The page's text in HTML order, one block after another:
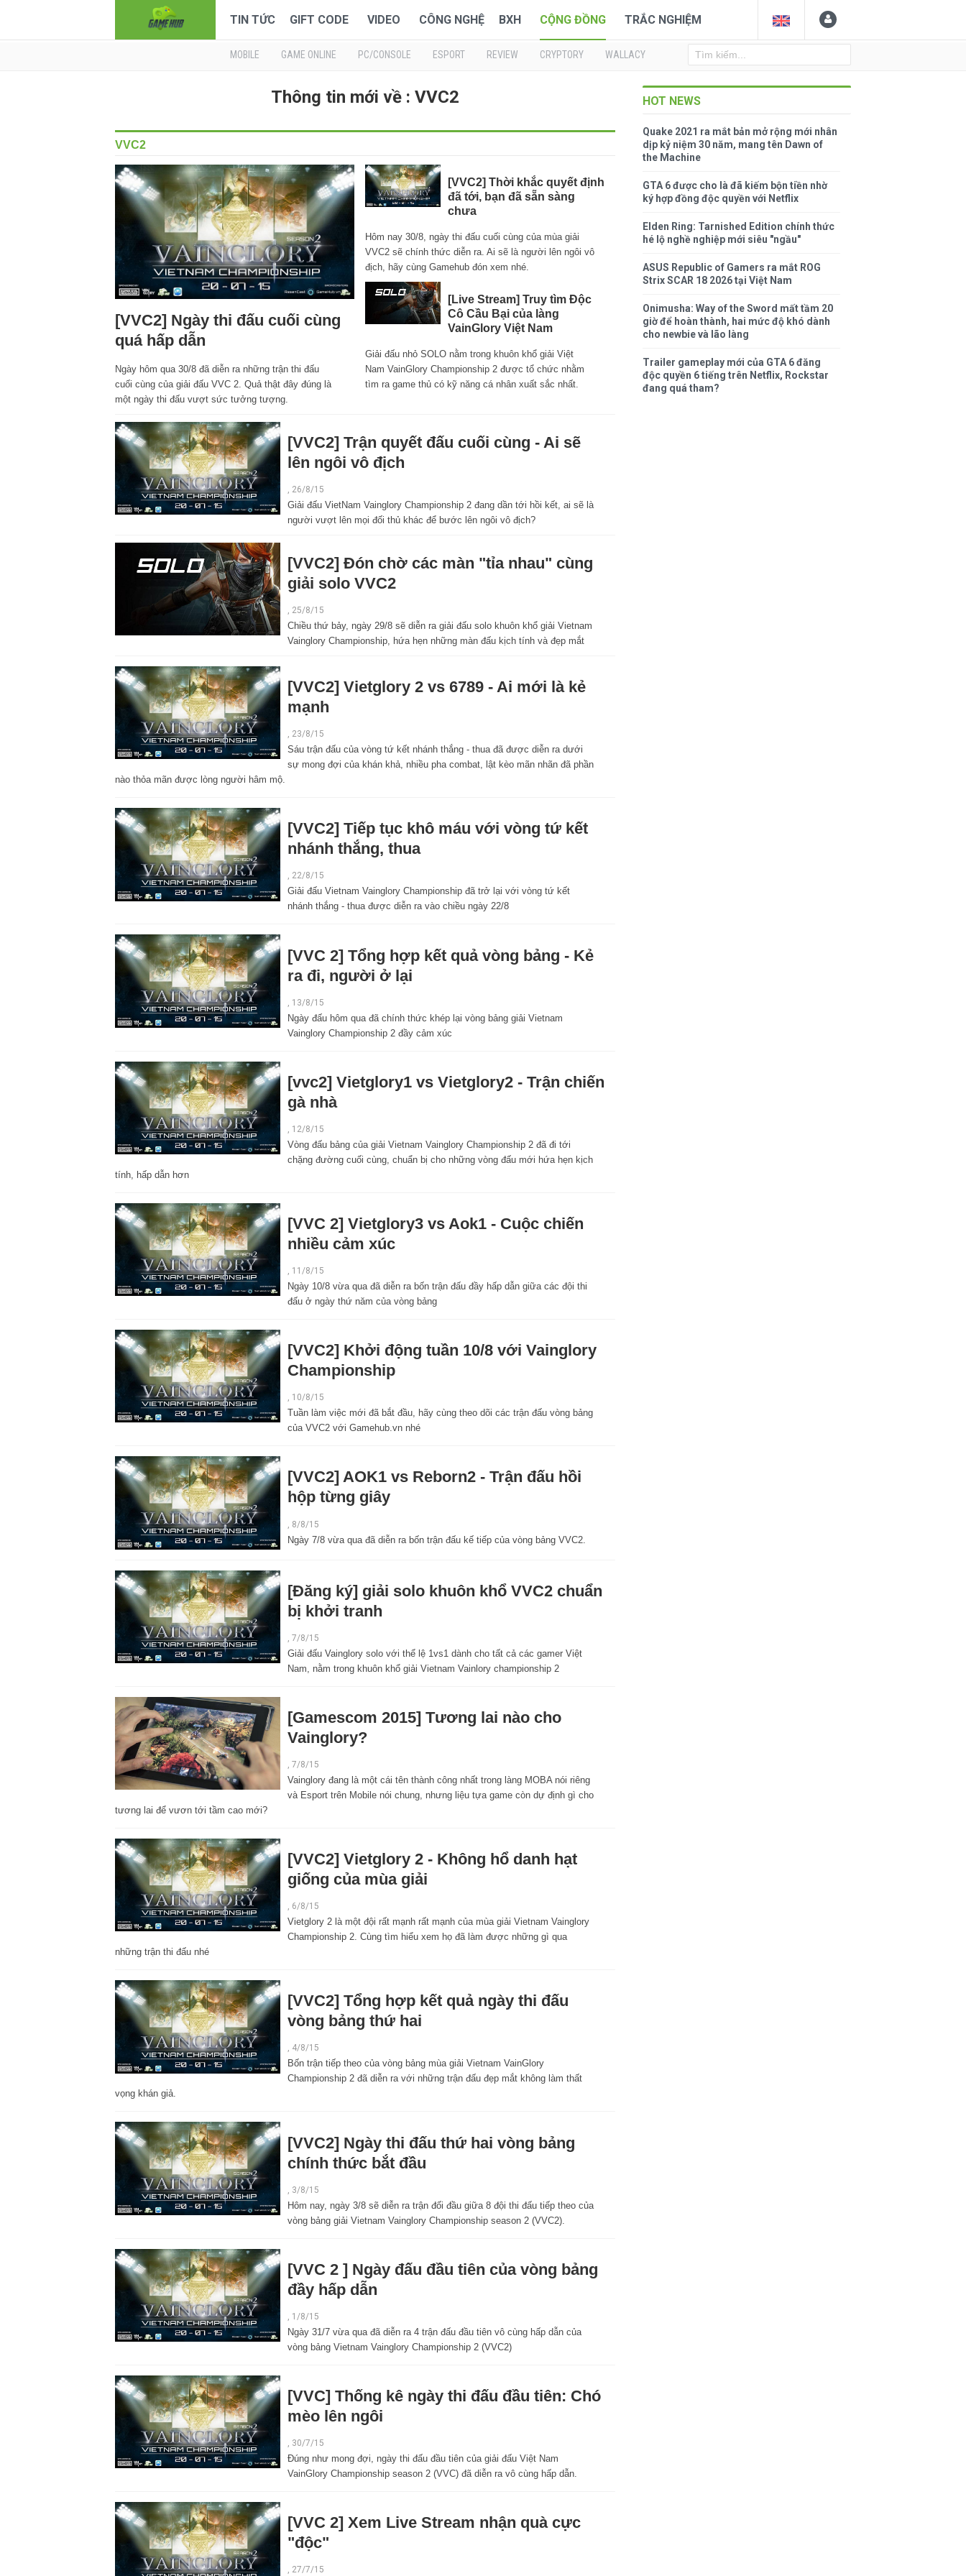
TIN TỨC GIFT CODE VIDEO CÔNG NGHỆ BXH CỘNG ĐỒNG TRẮC NGHIỆM
MOBILE GAME ONLINE PC/CONSOLE ESPORT REVIEW CRYPTORY WALLACY
Thông tin mới về : VVC2
VVC2
[VVC2] Ngày thi đấu cuối cùng
quá hấp dẫn
Ngày hôm qua 30/8 đã diễn ra những trận thi đấu
cuối cùng của giải đấu VVC 2. Quả thật đây đúng là
một ngày thi đấu vượt sức tưởng tượng.
[VVC2] Thời khắc quyết định
đã tới, bạn đã sẵn sàng
chưa
Hôm nay 30/8, ngày thi đấu cuối cùng của mùa giải
VVC2 sẽ chính thức diễn ra. Ai sẽ là người lên ngôi vô
địch, hãy cùng Gamehub đón xem nhé.
[Live Stream] Truy tìm Độc
Cô Cầu Bại của làng
VainGlory Việt Nam
Giải đấu nhỏ SOLO nằm trong khuôn khổ giải Việt
Nam VainGlory Championship 2 được tổ chức nhằm
tìm ra game thủ có kỹ năng cá nhân xuất sắc nhất.
[VVC2] Trận quyết đấu cuối cùng - Ai sẽ
lên ngôi vô địch
, 26/8/15
Giải đấu VietNam Vainglory Championship 2 đang dần tới hồi kết, ai sẽ là
người vượt lên mọi đối thủ khác để bước lên ngôi vô địch?
[VVC2] Đón chờ các màn "tỉa nhau" cùng
giải solo VVC2
, 25/8/15
Chiều thứ bảy, ngày 29/8 sẽ diễn ra giải đấu solo khuôn khổ giải Vietnam
Vainglory Championship, hứa hẹn những màn đấu kịch tính và đẹp mắt
[VVC2] Vietglory 2 vs 6789 - Ai mới là kẻ
mạnh
, 23/8/15
Sáu trận đấu của vòng tứ kết nhánh thắng - thua đã được diễn ra dưới
sự mong đợi của khán khả, nhiều pha combat, lật kèo mãn nhãn đã phần
nào thỏa mãn được lòng người hâm mộ.
[VVC2] Tiếp tục khô máu với vòng tứ kết
nhánh thắng, thua
, 22/8/15
Giải đấu Vietnam Vainglory Championship đã trở lại với vòng tứ kết
nhánh thắng - thua được diễn ra vào chiều ngày 22/8
[VVC 2] Tổng hợp kết quả vòng bảng - Kẻ
ra đi, người ở lại
13/8/15
Ngày đấu hôm qua đã chính thức khép lại vòng bảng giải Vietnam
Vainglory Championship 2 đầy cảm xúc
[vvc2] Vietglory1 vs Vietglory2 - Trận chiến
gà nhà
, 12/8/15
Vòng đấu bảng của giải Vietnam Vainglory Championship 2 đã đi tới
chặng đường cuối cùng, chuẩn bị cho những vòng đấu mới hứa hẹn kịch
tính, hấp dẫn hơn
[VVC 2] Vietglory3 vs Aok1 - Cuộc chiến
nhiều cảm xúc
, 11/8/15
Ngày 10/8 vừa qua đã diễn ra bốn trận đấu đầy hấp dẫn giữa các đội thi
đấu ở ngày thứ năm của vòng bảng
[VVC2] Khởi động tuần 10/8 với Vainglory
Championship
, 10/8/15
Tuần làm việc mới đã bắt đầu, hãy cùng theo dõi các trận đấu vòng bảng
của VVC2 với Gamehub.vn nhé
[VVC2] AOK1 vs Reborn2 - Trận đấu hồi
hộp từng giây
8/8/15
Ngày 7/8 vừa qua đã diễn ra bốn trận đấu kế tiếp của vòng bảng VVC2.
[Đăng ký] giải solo khuôn khổ VVC2 chuẩn
bị khởi tranh
, 7/8/15
Giải đấu Vainglory solo với thể lệ 1vs1 dành cho tất cả các gamer Việt
Nam, nằm trong khuôn khổ giải Vietnam Vainlory championship 2
[Gamescom 2015] Tương lai nào cho
Vainglory?
, 7/8/15
Vainglory đang là một cái tên thành công nhất trong làng MOBA nói riêng
và Esport trên Mobile nói chung, nhưng liệu tựa game còn dự định gì cho
tương lai để vươn tới tầm cao mới?
[VVC2] Vietglory 2 - Không hổ danh hạt
giống của mùa giải
, 6/8/15
Vietglory 2 là một đội rất mạnh rất mạnh của mùa giải Vietnam Vainglory
Championship 2. Cùng tìm hiểu xem họ đã làm được những gì qua
những trận thi đấu nhé
[VVC2] Tổng hợp kết quả ngày thi đấu
vòng bảng thứ hai
, 4/8/15
Bốn trận tiếp theo của vòng bảng mùa giải Vietnam VainGlory
Championship 2 đã diễn ra với những trận đấu đẹp mắt không làm thất
vọng khán giả.
[VVC2] Ngày thi đấu thứ hai vòng bảng
chính thức bắt đầu
3/8/15
Hôm nay, ngày 3/8 sẽ diễn ra trận đối đầu giữa 8 đội thi đấu tiếp theo của
vòng bảng giải Vietnam Vainglory Championship season 2 (VVC2).
[VVC 2 ] Ngày đấu đầu tiên của vòng bảng
đầy hấp dẫn
, 1/8/15
Ngày 31/7 vừa qua đã diễn ra 4 trận đấu đầu tiên vô cùng hấp dẫn của
vòng bảng Vietnam Vainglory Championship 2 (VVC2)
[VVC] Thống kê ngày thi đấu đầu tiên: Chó
mèo lên ngôi
, 30/7/15
Đúng như mong đợi, ngày thi đấu đầu tiên của giải đấu Việt Nam
VainGlory Championship season 2 (VVC) đã diễn ra vô cùng hấp dẫn.
[VVC 2] Xem Live Stream nhận quà cực
"độc"
, 27/7/15
HOT NEWS
Quake 2021 ra mắt bản mở rộng mới nhân
dịp kỷ niệm 30 năm, mang tên Dawn of
the Machine
GTA 6 được cho là đã kiếm bộn tiền nhờ
ký hợp đồng độc quyền với Netflix
Elden Ring: Tarnished Edition chính thức
hé lộ nghề nghiệp mới siêu "ngầu"
ASUS Republic of Gamers ra mắt ROG
Strix SCAR 18 2026 tại Việt Nam
Onimusha: Way of the Sword mất tầm 20
giờ để hoàn thành, hai mức độ khó dành
cho newbie và lão làng
Trailer gameplay mới của GTA 6 đăng
độc quyền 6 tiếng trên Netflix, Rockstar
đang quá tham?